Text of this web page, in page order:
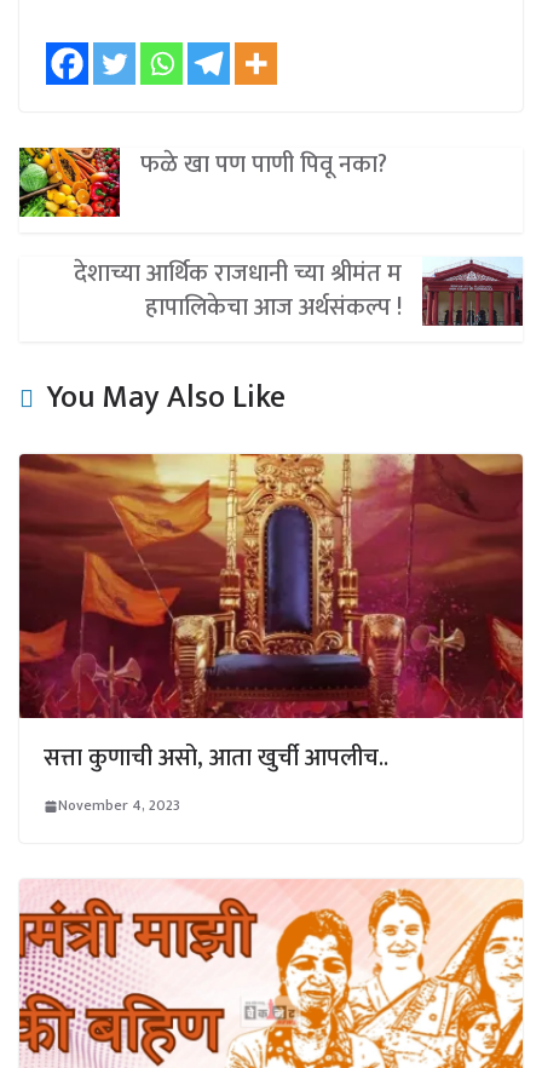
फळे खा पण पाणी पिवू नका?
देशाच्या आर्थिक राजधानी च्या श्रीमंत म
हापालिकेचा आज अर्थसंकल्प !
You May Also Like
सत्ता कुणाची असो, आता खुर्ची आपलीच..
November 4, 2023